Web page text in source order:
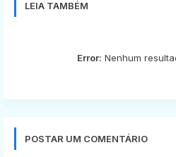
LEIA TAMBÉM
Error: Nenhum
POSTAR UM COMENTÁRIO